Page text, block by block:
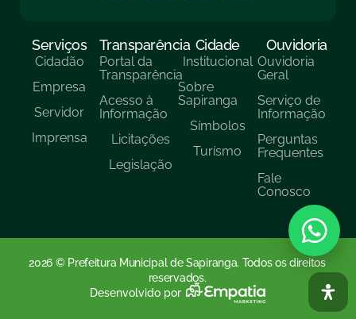
Serviços
Cidadão
Empresa
Servidor
Imprensa
Transparência
Portal da
Transparência
Acesso à
Informação
Licitações
Legislação
Cidade
Institucional
Sobre
Sapiranga
Símbolos
Turísmo
Ouvidoria
Ouvidoria
Geral
Serviço de
Informação
Perguntas
Frequentes
Fale
Conosco
2026 © Prefeitura Municipal de Sapiranga. Todos os direitos
reservados.
Desenvolvido por